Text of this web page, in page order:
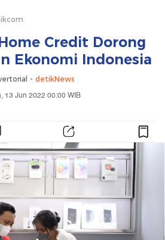
Credit Dorong
Ekonomi Indonesia
- detikNews
13 Jun 2022 00:00 WIB